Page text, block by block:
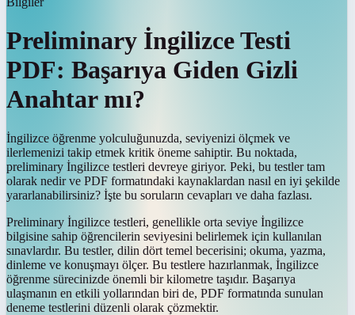
Preliminary İngilizce Testi
PDF: Başarıya Giden Gizli
Anahtar mı?
İngilizce öğrenme yolculuğunuzda, seviyenizi ölçmek ve
ilerlemenizi takip etmek kritik öneme sahiptir. Bu noktada,
preliminary İngilizce testleri devreye giriyor. Peki, bu testler tam
olarak nedir ve PDF formatındaki kaynaklardan nasıl en iyi şekilde
yararlanabilirsiniz? İşte bu soruların cevapları ve daha fazlası.
Preliminary İngilizce testleri, genellikle orta seviye İngilizce
bilgisine sahip öğrencilerin seviyesini belirlemek için kullanılan
sınavlardır. Bu testler, dilin dört temel becerisini; okuma, yazma,
dinleme ve konuşmayı ölçer. Bu testlere hazırlanmak, İngilizce
öğrenme sürecinizde önemli bir kilometre taşıdır. Başarıya
ulaşmanın en etkili yollarından biri de, PDF formatında sunulan
deneme testlerini düzenli olarak çözmektir.